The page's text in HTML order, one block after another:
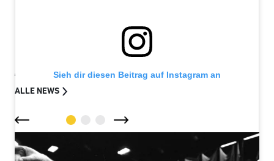
Sieh dir diesen Beitrag auf Instagram an
IMMER UP TO DATE: DHB NEWS
ALLE NEWS